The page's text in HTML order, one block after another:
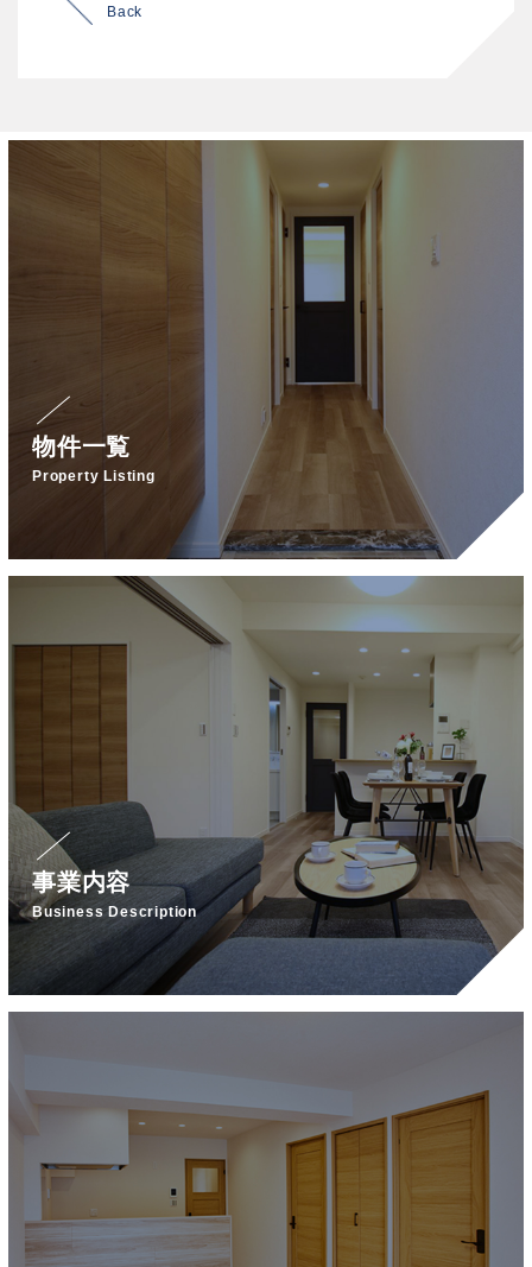
Back
物件一覧
Property Listing
事業内容
Business Description